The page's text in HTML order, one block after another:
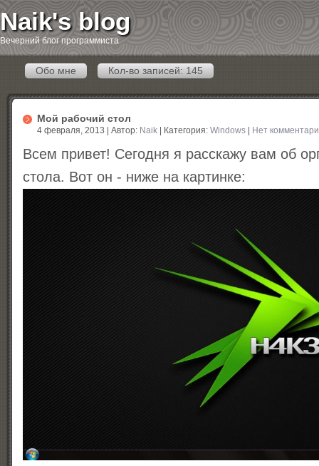
Naik's blog
Вечерний блог программиста
Обо мне Кол-во записей: 145
Мой рабочий стол
4 февраля, 2013 | Автор: Naik | Категория:Windows Нет
Всем привет! Сегодня я расскажу вам об
стола. Вот он - ниже на картинке: